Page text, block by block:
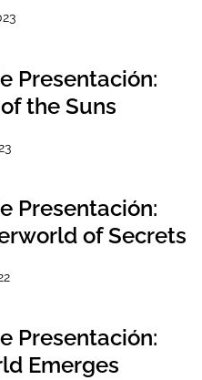
Presentación:
the Suns
Presentación:
of Secrets
Presentación:
Emerges